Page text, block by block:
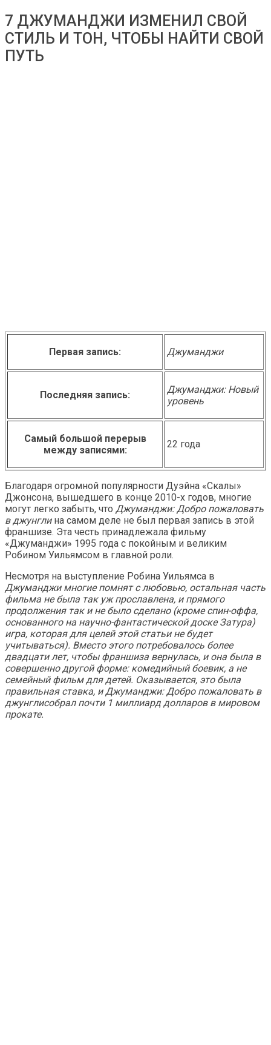
7 ДЖУМАНДЖИ ИЗМЕНИЛ СВОЙ
СТИЛЬ И ТОН, ЧТОБЫ НАЙТИ СВОЙ
ПУТЬ
Первая запись: Джуманджи
Последняя запись:
Джуманджи: Новый
уровень
Самый большой перерыв
между записями:
22 года
Благодаря огромной популярности Дуэйна «Скалы»
Джонсона, вышедшего в конце 2010-х годов, многие
могут легко забыть, что Джуманджи: Добро пожаловать
в джунглина самом деле не был первая запись в этой
франшизе. Эта честь принадлежала фильму
«Джуманджи» 1995 года с покойным и великим
Робином Уильямсом в главной роли.
Несмотря на выступление Робина Уильямса в
Джуманджи многие помнят с любовью, остальная часть
фильма не была так уж прославлена, и прямого
продолжения так и не было сделано (кроме спин-оффа,
основанного на научно-фантастической доскеЗатура)
игра, которая для целей этой статьи не будет
учитываться). Вместо этого потребовалось более
двадцати лет, чтобы франшиза вернулась, и она была в
совершенно другой форме: комедийный боевик, а не
семейный фильм для детей. Оказывается, это была
правильная ставка, иДжуманджи: Добро пожаловать в
джунглисобрал почти 1 миллиард долларов в мировом
прокате.